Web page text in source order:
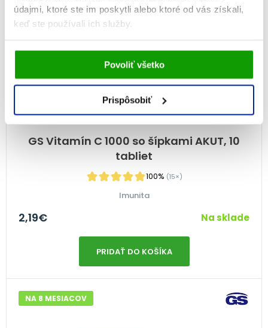
údajmi, ktoré ste im poskytli alebo ktoré od vás získali,
keď ste používali ich služby.
Vami udelený súhlas bude uchovávaný po dobu jedného
roka. Zmenu nastavení Vami odsúhlasených cookies
môžete upraviť v časti stránkyInformácie o cookies.
Povoliť všetko
Prispôsobiť
GS Vitamín C 1000 so šípkami AKUT, 10
tabliet
100% (15×)
Imunita
2,19€ Na sklade
PRIDAŤ DO KOŠÍKA
NA 8 MESIACOV